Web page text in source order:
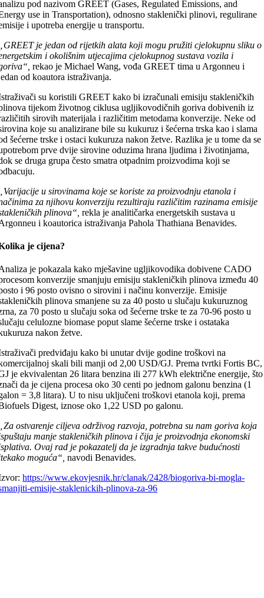
pod nazivom GREET (Gases, Regulated Emissions, and
use in Transportation), odnosno staklenički plinovi, regulirane
i upotreba energije u transportu.
je jedan od rijetkih alata koji mogu pružiti cjelokupnu sliku o
i okolišnim utjecajima cjelokupnog sustava vozila i
rekao je Michael Wang, vođa GREET tima u Argonneu i
od koautora istraživanja.
su koristili GREET kako bi izračunali emisiju stakleničkih
tijekom životnog ciklusa ugljikovodičnih goriva dobivenih iz
sirovih materijala i različitim metodama konverzije. Neke od
koje su analizirane bile su kukuruz i šećerna trska kao i slama
šećerne trske i ostaci kukuruza nakon žetve. Razlika je u tome da se
prve dvije sirovine oduzima hrana ljudima i životinjama,
se druga grupa često smatra otpadnim proizvodima koji se
u sirovinama koje se koriste za proizvodnju etanola i
za njihovu konverziju rezultiraju različitim razinama emisije
plinova“, rekla je analitičarka energetskih sustava u
i koautorica istraživanja Pahola Thathiana Benavides.
je cijena?
je pokazala kako mješavine ugljikovodika dobivene CADO
konverzije smanjuju emisiju stakleničkih plinova između 40
i 96 posto ovisno o sirovini i načinu konverzije. Emisije
plinova smanjene su za 40 posto u slučaju kukuruznog
za 70 posto u slučaju soka od šećerne trske te za 70-96 posto u
celulozne biomase poput slame šećerne trske i ostataka
nakon žetve.
predviđaju kako bi unutar dvije godine troškovi na
skali bili manji od 2,00 USD/GJ. Prema tvrtki Fortis BC,
je ekvivalentan 26 litara benzina ili 277 kWh električne energije, što
da je cijena procesa oko 30 centi po jednom galonu benzina (1
= 3,8 litara). U to nisu uključeni troškovi etanola koji, prema
Digest, iznose oko 1,22 USD po galonu.
ostvarenje ciljeva održivog razvoja, potrebna su nam goriva koja
manje stakleničkih plinova i čija je proizvodnja ekonomski
Ovaj rad je pokazatelj da je izgradnja takve budućnosti
moguća“, navodi Benavides.
https://www.ekovjesnik.hr/clanak/2428/biogoriva-bi-mogla-
emisije-staklenickih-plinova-za-96